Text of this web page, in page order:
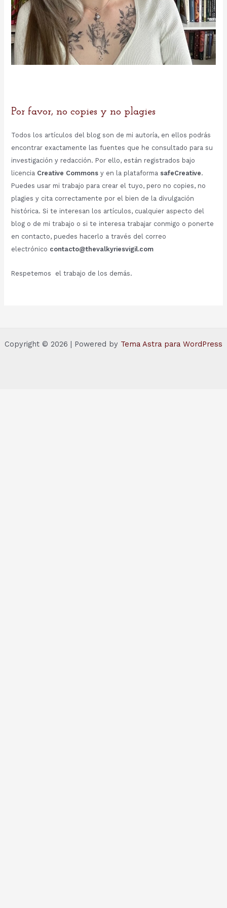
Por favor, no copies y no plagies
Todos los artículos del blog son de mi autoría, en ellos podrás
encontrar exactamente las fuentes que he consultado para su
investigación y redacción. Por ello, están registrados bajo
licencia Creative Commonsy en la plataforma safeCreative.
Puedes usar mi trabajo para crear el tuyo, pero no copies, no
plagies y cita correctamente por el bien de la divulgación
histórica. Si te interesan los artículos, cualquier aspecto del
blog o de mi trabajo o si te interesa trabajar conmigo o ponerte
en contacto, puedes hacerlo a través del correo
electrónico contacto@thevalkyriesvigil.com
Respetemos el trabajo de los demás.
Copyright © 2026 | Powered by Tema Astra para WordPress